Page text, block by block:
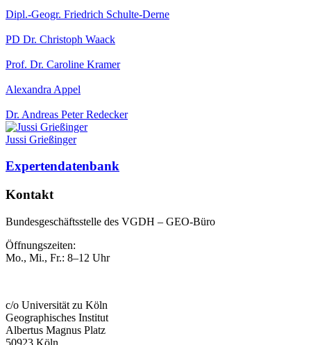
Dipl.-Geogr. Friedrich Schulte-Derne
PD Dr. Christoph Waack
Prof. Dr. Caroline Kramer
Alexandra Appel
Dr. Andreas Peter Redecker
Jussi Grießinger
Expertendatenbank
Kontakt
Bundesgeschäftsstelle des VGDH – GEO-Büro
Öffnungszeiten:
Mo., Mi., Fr.: 8–12 Uhr
c/o Universität zu Köln
Geographisches Institut
Albertus Magnus Platz
50923 Köln